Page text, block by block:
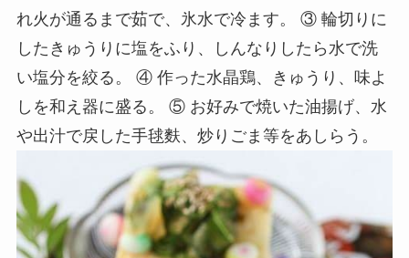
れ火が通るまで茹で、氷水で冷ます。 ③ 輪切りに
したきゅうりに塩をふり、しんなりしたら水で洗
い塩分を絞る。 ④ 作った水晶鶏、きゅうり、味よ
しを和え器に盛る。 ⑤ お好みで焼いた油揚げ、水
や出汁で戻した手毬麩、炒りごま等をあしらう。